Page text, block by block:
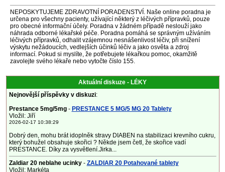
NEPOSKYTUJEME ZDRAVOTNÍ PORADENSTVÍ. Naše online poradna je
určena pro všechny pacienty, užívající některý z léčivých přípravků, pouze
pro obecné informační účely. Poradna v žádném případě neslouží jako
náhrada odborné lékařské péče. Poradna pomáhá se správným užíváním
léčivých přípravků, odhalit vzájemnou nesnášenlivost léčiv, při snížení
výskytu nežádoucích, vedlejších účinků léčiv a jako osvěta a zdroj
informací. Pokud si myslíte, že potřebujete lékařkou pomoc, okamžitě
zavolejte svého lékaře nebo vytočte číslo 155.
Aktuální diskuze - LÉKY
Nejnovější příspěvky v diskuzi:
Prestance 5mg/5mg- PRESTANCE 5 MG/5 MG 20 Tablety
Vložil: Jiří
2026-02-17 10:38:29
Dobrý den, mohu brát idoplněk stravy DIABEN na stabilizaci krevního cukru,
který bohužel obsahuje skořici ? Někde jsem četl, že skořice vadí
PRESTANCE. Díky za vysvětlení.Jirka...
Zaldiar 20 neblahe ucinky- ZALDIAR 20 Potahované tablety
Vložil: Markéta